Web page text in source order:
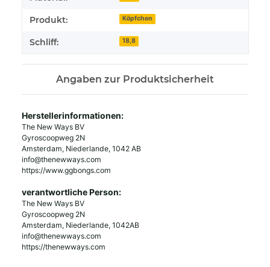
Produkt: Köpfchen
Schliff: 18,8
Angaben zur Produktsicherheit
Herstellerinformationen:
The New Ways BV
Gyroscoopweg 2N
Amsterdam, Niederlande, 1042 AB
info@thenewways.com
https://www.ggbongs.com
verantwortliche Person:
The New Ways BV
Gyroscoopweg 2N
Amsterdam, Niederlande, 1042AB
info@thenewways.com
https://thenewways.com